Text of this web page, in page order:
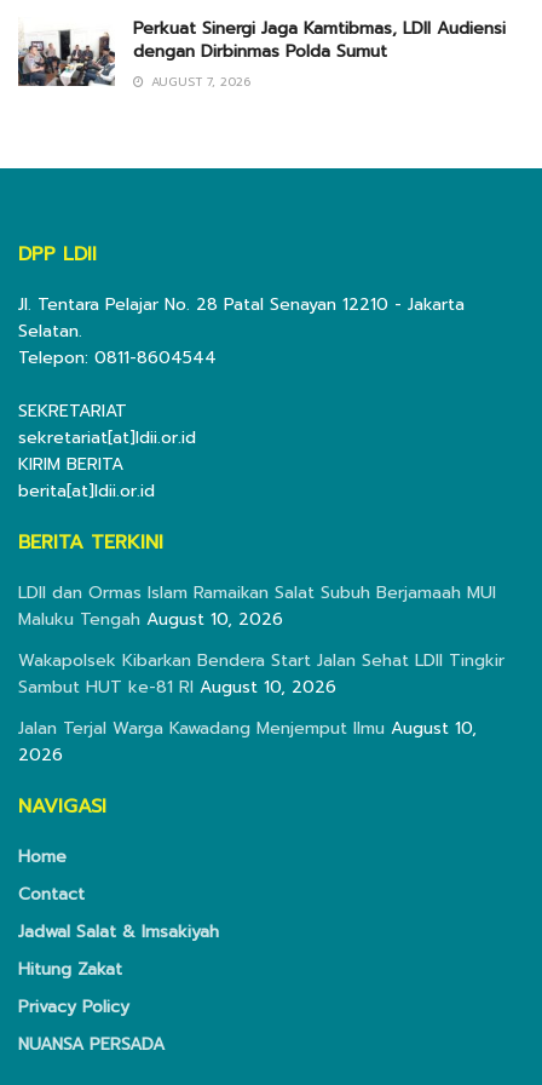
Perkuat Sinergi Jaga Kamtibmas, LDII Audiensi
dengan Dirbinmas Polda Sumut
AUGUST 7, 2026
DPP LDII
Jl. Tentara Pelajar No. 28 Patal Senayan 12210 - Jakarta
Selatan.
Telepon: 0811-8604544
SEKRETARIAT
sekretariat[at]ldii.or.id
KIRIM BERITA
berita[at]ldii.or.id
BERITA TERKINI
LDII dan Ormas Islam Ramaikan Salat Subuh Berjamaah MUI
Maluku Tengah August 10, 2026
Wakapolsek Kibarkan Bendera Start Jalan Sehat LDII Tingkir
Sambut HUT ke-81 RI August 10, 2026
Jalan Terjal Warga Kawadang Menjemput Ilmu August 10,
2026
NAVIGASI
Home
Contact
Jadwal Salat & Imsakiyah
Hitung Zakat
Privacy Policy
NUANSA PERSADA